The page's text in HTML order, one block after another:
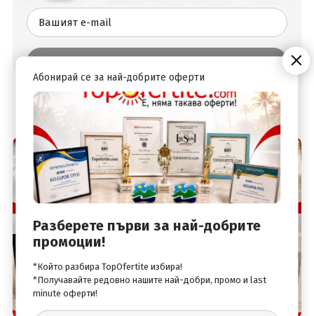
Защо да изберете нас
Абонирай се за най-добрите оферти
Разберете първи за най-добрите
промоции!
*Който разбира TopOfertite избира!
*Получавайте редовно нашите най-добри, промо и last
minute оферти!